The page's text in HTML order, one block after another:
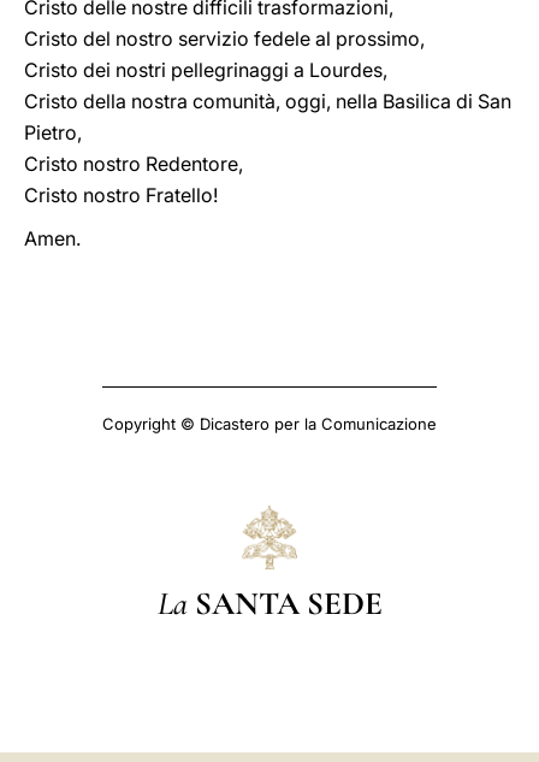
Cristo delle nostre difficili trasformazioni,
Cristo del nostro servizio fedele al prossimo,
Cristo dei nostri pellegrinaggi a Lourdes,
Cristo della nostra comunità, oggi, nella Basilica di San
Pietro,
Cristo nostro Redentore,
Cristo nostro Fratello!
Amen.
Copyright © Dicastero per la Comunicazione
La SANTA SEDE